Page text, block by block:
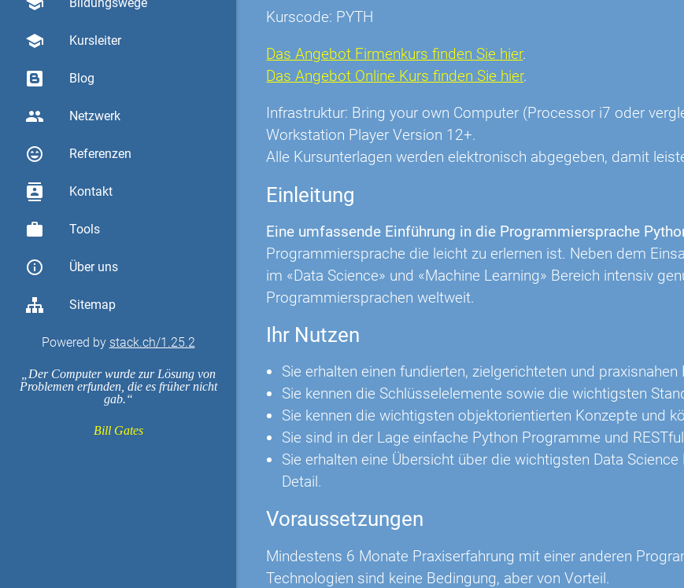
school Kursleiter
Blog
group Netzwerk
sentiment_very_satisfied Referenzen
contacts Kontakt
work Tools
info_outline Über uns
Sitemap
Powered by stack.ch/1.25.2
Der Computer wurde zur Lösung von
Problemen erfunden, die es früher nicht
gab.
Bill Gates
Kurscode: PYTH
Das Angebot Firmenkurs finden Sie hier.
Das Angebot Online Kurs finden Sie hier.
Infrastruktur: Bring your own Computer (Processor i7 oder
Workstation Player Version 12+.
Alle Kursunterlagen werden elektronisch abgegeben, damit
Einleitung
Eine umfassende Einführung in die Programmiersprache
Programmiersprache die leicht zu erlernen ist. Neben dem
im «Data Science» und «Machine Learning» Bereich intensiv
Programmiersprachen weltweit.
Ihr Nutzen
Sie erhalten einen fundierten, zielgerichteten und
Sie kennen die Schlüsselelemente sowie die wichtigsten
Sie kennen die wichtigsten objektorientierten Konzepte und
Sie sind in der Lage einfache Python Programme und
Sie erhalten eine Übersicht über die wichtigsten Data
Detail.
Voraussetzungen
Mindestens 6 Monate Praxiserfahrung mit einer anderen
Technologien sind keine Bedingung, aber von Vorteil.